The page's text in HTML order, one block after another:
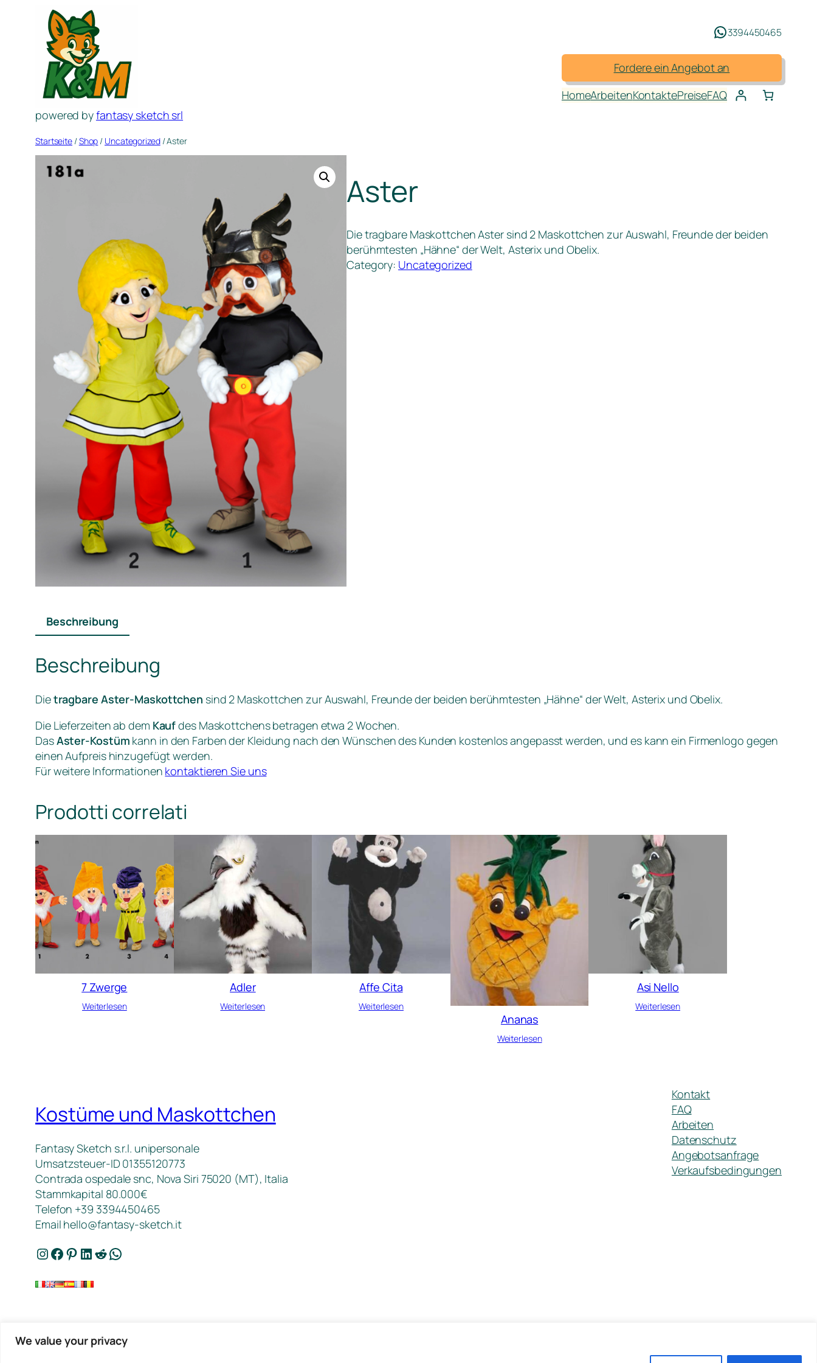
We value your privacy
springen
powered byfantasy sketch srl
3394450465
Fordere ein Angebot an
HomeArbeitenKontaktePreiseFAQ
Startseite /Shop / Uncategorized/ Aster
Aster
Die tragbare Maskottchen Aster sind 2 Maskottchen zur Auswahl, Freunde der beiden
berühmtesten „Hähne“ der Welt, Asterix und Obelix.
Category: Uncategorized
Beschreibung
Beschreibung
Dietragbare Aster-Maskottchen sind 2 Maskottchen zur Auswahl, Freunde der beiden berühmtesten „Hähne“ der Welt, Asterix und Obelix.
Die Lieferzeiten ab dem Kaufdes Maskottchens betragen etwa 2 Wochen.
DasAster-Kostüm kann in den Farben der Kleidung nach den Wünschen des Kunden kostenlos angepasst werden, und es kann ein Firmenlogo gegen
einen Aufpreis hinzugefügt werden.
Für weitere Informationen kontaktieren Sie uns
Prodotti correlati
7 Zwerge
Weiterlesen
Adler
Weiterlesen
Affe Cita
Weiterlesen
Ananas
Weiterlesen
Asi Nello
Weiterlesen
Kostüme und Maskottchen
Fantasy Sketch s.r.l. unipersonale
Umsatzsteuer-ID 01355120773
Contrada ospedale snc, Nova Siri 75020 (MT), Italia
Stammkapital 80.000€
Telefon +39 3394450465
Email hello@fantasy-sketch.it
Instagram Facebook Pinterest LinkedIn Reddit WhatsApp
Kontakt
FAQ
Arbeiten
Datenschutz
Angebotsanfrage
Verkaufsbedingungen